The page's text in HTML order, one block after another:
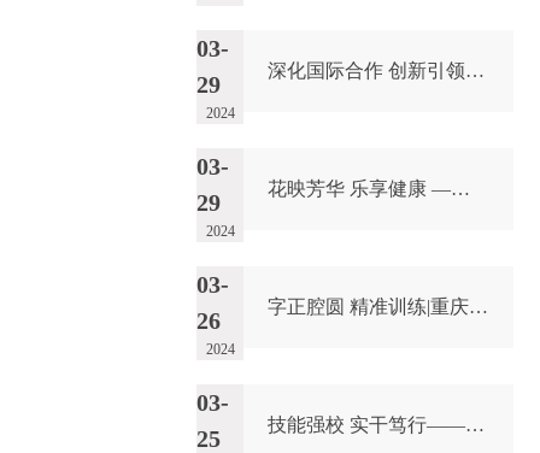
03-
29
2024
深化国际合作 创新引领未来 ——第二届“一带一路”国际技能大赛无人机装调检修项目技术对接会成功召开
03-
29
2024
花映芳华 乐享健康 ——我校举办离退休女教职工“三八”国际妇女节庆祝活动
03-
26
2024
字正腔圆 精准训练|重庆能源工业技师学院开展2024年普通话水平测试考前培训
03-
25
技能强校 实干笃行——重庆市职业院校技能大赛总结复盘会成功召开